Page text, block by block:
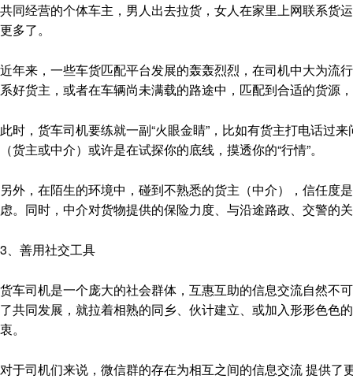
共同经营的个体车主，男人出去拉货，女人在家里上网联系货
更多了。
近年来，一些车货匹配平台发展的轰轰烈烈，在司机中大为流
系好货主，或者在车辆尚未满载的路途中，匹配到合适的货源
此时，货车司机要练就一副“火眼金睛”，比如有货主打电话过
（货主或中介）或许是在试探你的底线，摸透你的“行情”。
另外，在陌生的环境中，碰到不熟悉的货主（中介），信任度
虑。同时，中介对货物提供的保险力度、与沿途路政、交警的
3、善用社交工具
货车司机是一个庞大的社会群体，互惠互助的信息交流自然不
了共同发展，就拉着相熟的同乡、伙计建立、或加入形形色色
衷。
对于司机们来说，微信群的存在为相互之间的信息交流 提供了